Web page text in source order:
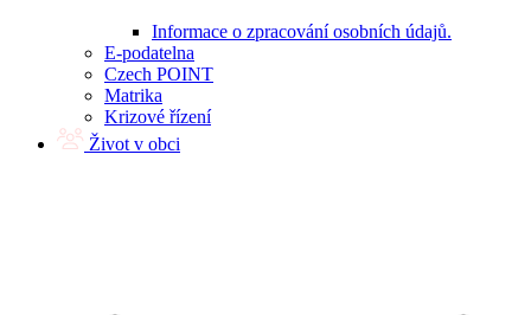
Informace o zpracování osobních údajů.
E-podatelna
Czech POINT
Matrika
Krizové řízení
Život v obci